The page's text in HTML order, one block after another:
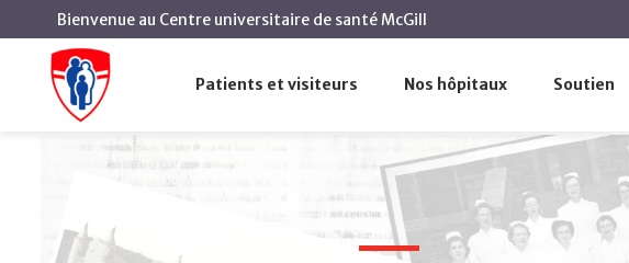
Patients et visiteurs Nos hôpitaux Soutien
Bienvenue au Centre universitaire de santé McGill
Accueil
Centre des archives permanentes du CUSM
Centre des archives permanentes du CUSM